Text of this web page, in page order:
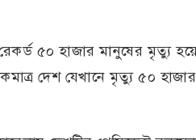
৫০ হাজার মানুষের মৃত্যু
দেশ যেখানে মৃত্যু ৫০